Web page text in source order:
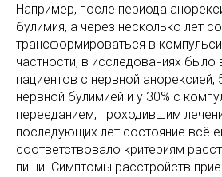
Например, после периода
булимия, а через несколько лет
трансформироваться в
частности, в исследованиях было
пациентов с нервной анорексией,
нервной булимией и у 30% с
перееданием, проходившим
последующих лет состояние всё
соответствовало критериям
пищи. Симптомы расстройств